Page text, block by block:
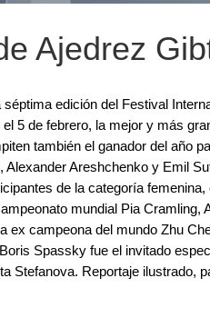
Ajedrez
edición del Festival
5 de febrero, la mejor y más
también el ganador del año
Areshchenko y Emil
de la categoría
mundial Pia Cramling,
ex campeona del mundo Zhu
Spassky fue el invitado
Stefanova. Reportaje ilustrado,